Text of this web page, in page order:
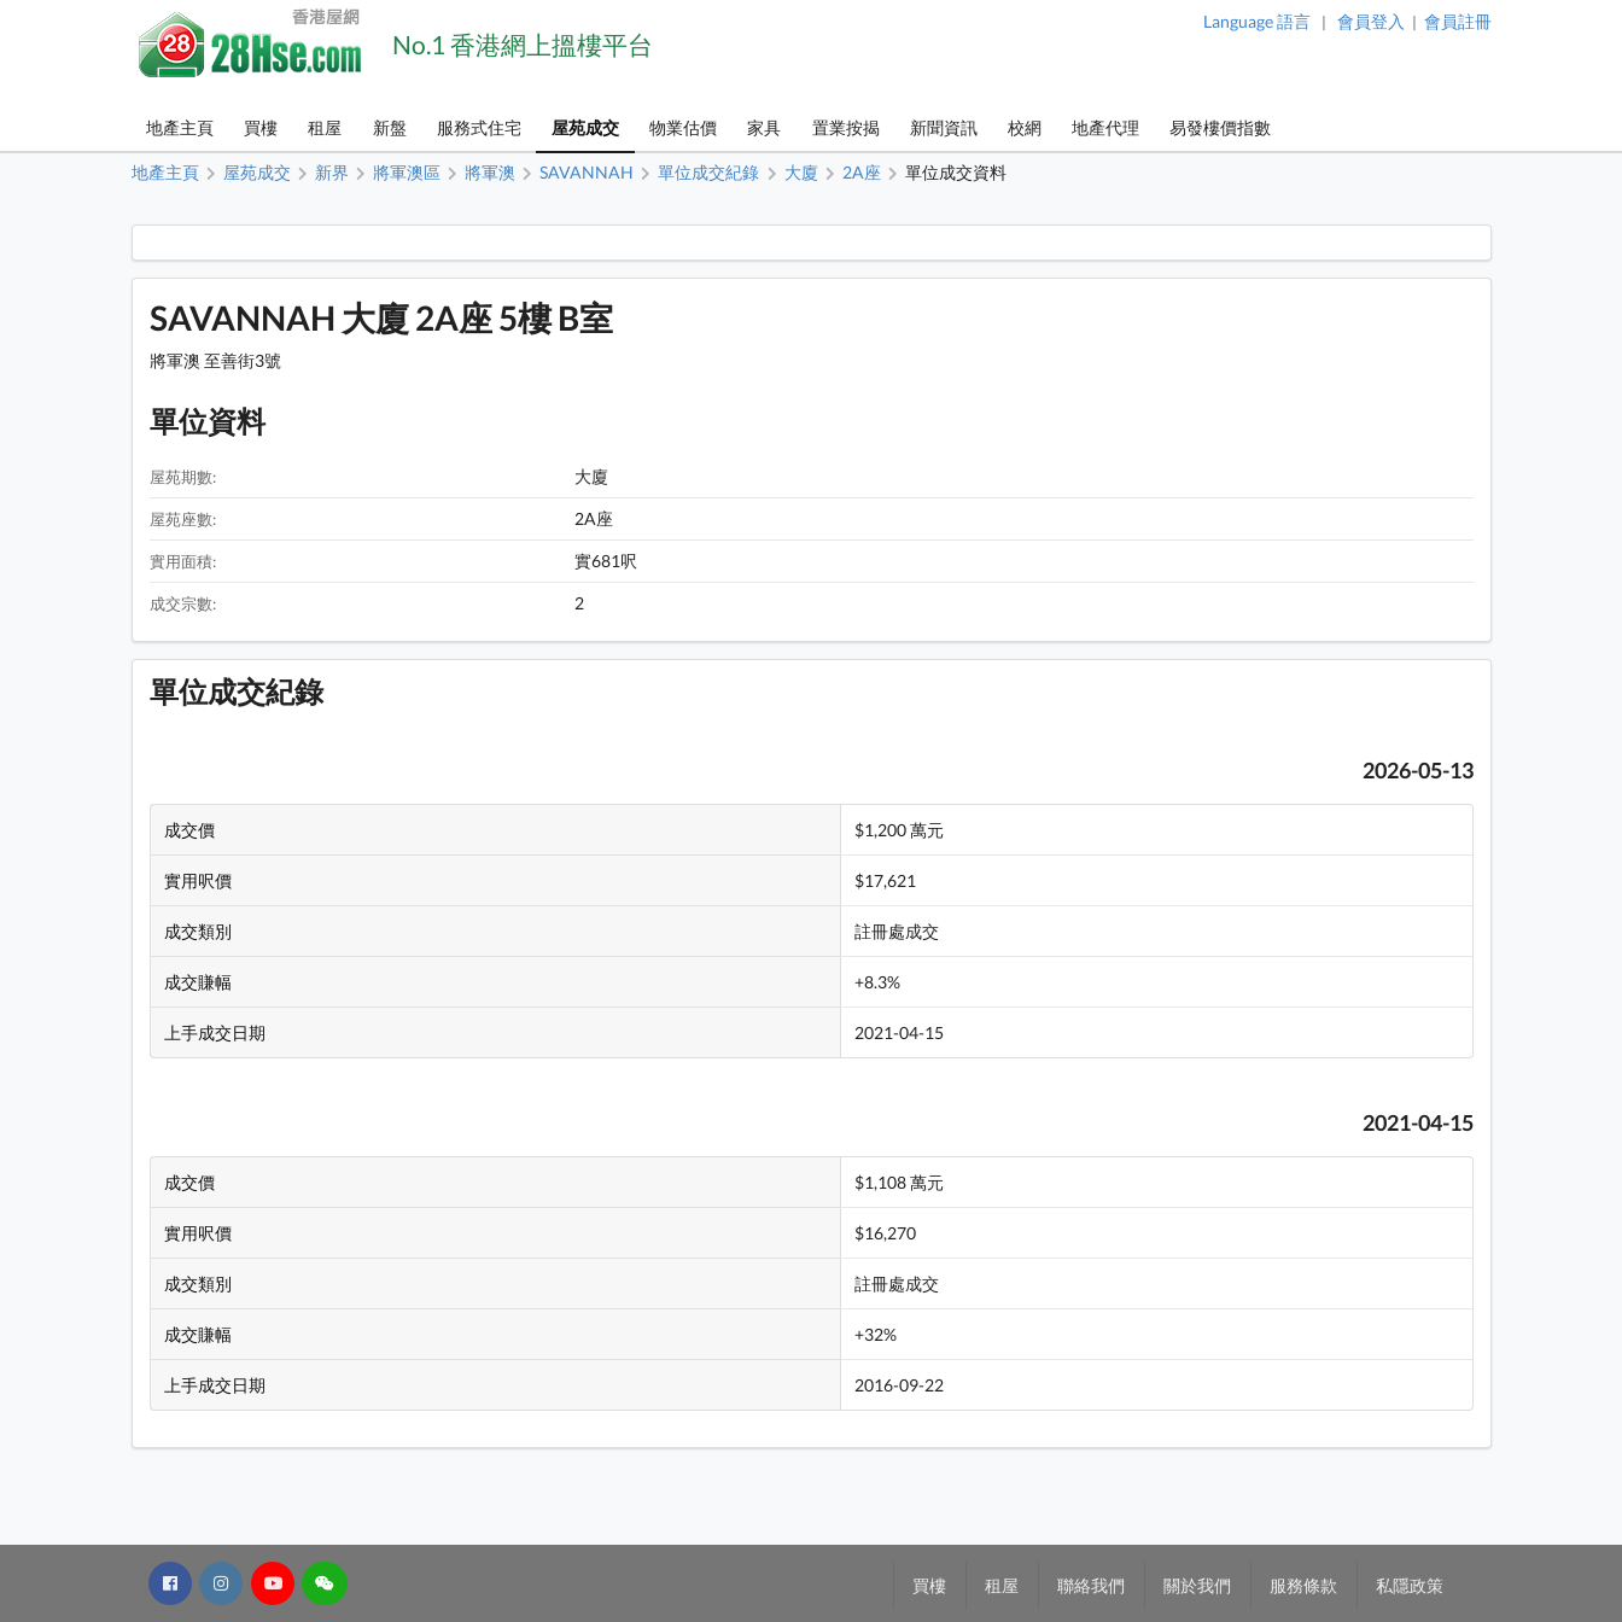
No.1 香港網上搵樓平台
Language 語言 | 會員登入 | 會員註冊
地產主頁 買樓 租屋 新盤 服務式住宅 屋苑成交 物業估價 家具 置業按揭 新聞資訊 校網 地產代理 易發樓價指數
地產主頁 屋苑成交 新界 將軍澳區 將軍澳 SAVANNAH 單位成交紀錄 大廈 2A座 單位成交資料
SAVANNAH 大廈 2A座 5樓 B室
將軍澳 至善街3號
單位資料
屋苑期數: 大廈
屋苑座數: 2A座
實用面積: 實681呎
成交宗數: 2
單位成交紀錄
2026-05-13
成交價 $1,200 萬元
實用呎價 $17,621
成交類別 註冊處成交
成交賺幅 +8.3%
上手成交日期 2021-04-15
2021-04-15
成交價 $1,108 萬元
實用呎價 $16,270
成交類別 註冊處成交
成交賺幅 +32%
上手成交日期 2016-09-22
買樓 租屋 聯絡我們 關於我們 服務條款 私隱政策